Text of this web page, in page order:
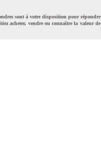
sont à votre disposition pour répondre
acheter, vendre ou connaître la valeur de